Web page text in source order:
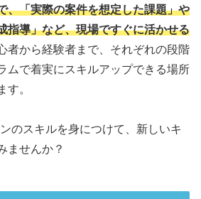
、「実際の案件を想定した課題」や
指導」など、現場ですぐに活かせる
者から経験者まで、それぞれの段階
ムで着実にスキルアップできる場所
す。
のスキルを身につけて、新しいキ
ませんか？